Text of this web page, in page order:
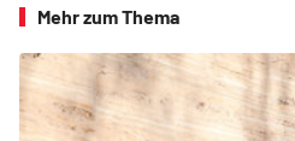
Mehr zum Thema